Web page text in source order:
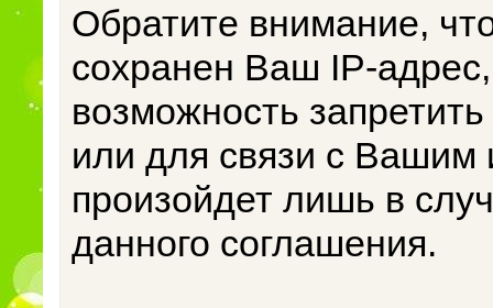
Обратите внимание,
сохранен Ваш IP-
возможность
или для связи с Вашим
произойдет лишь в
данного соглашения.